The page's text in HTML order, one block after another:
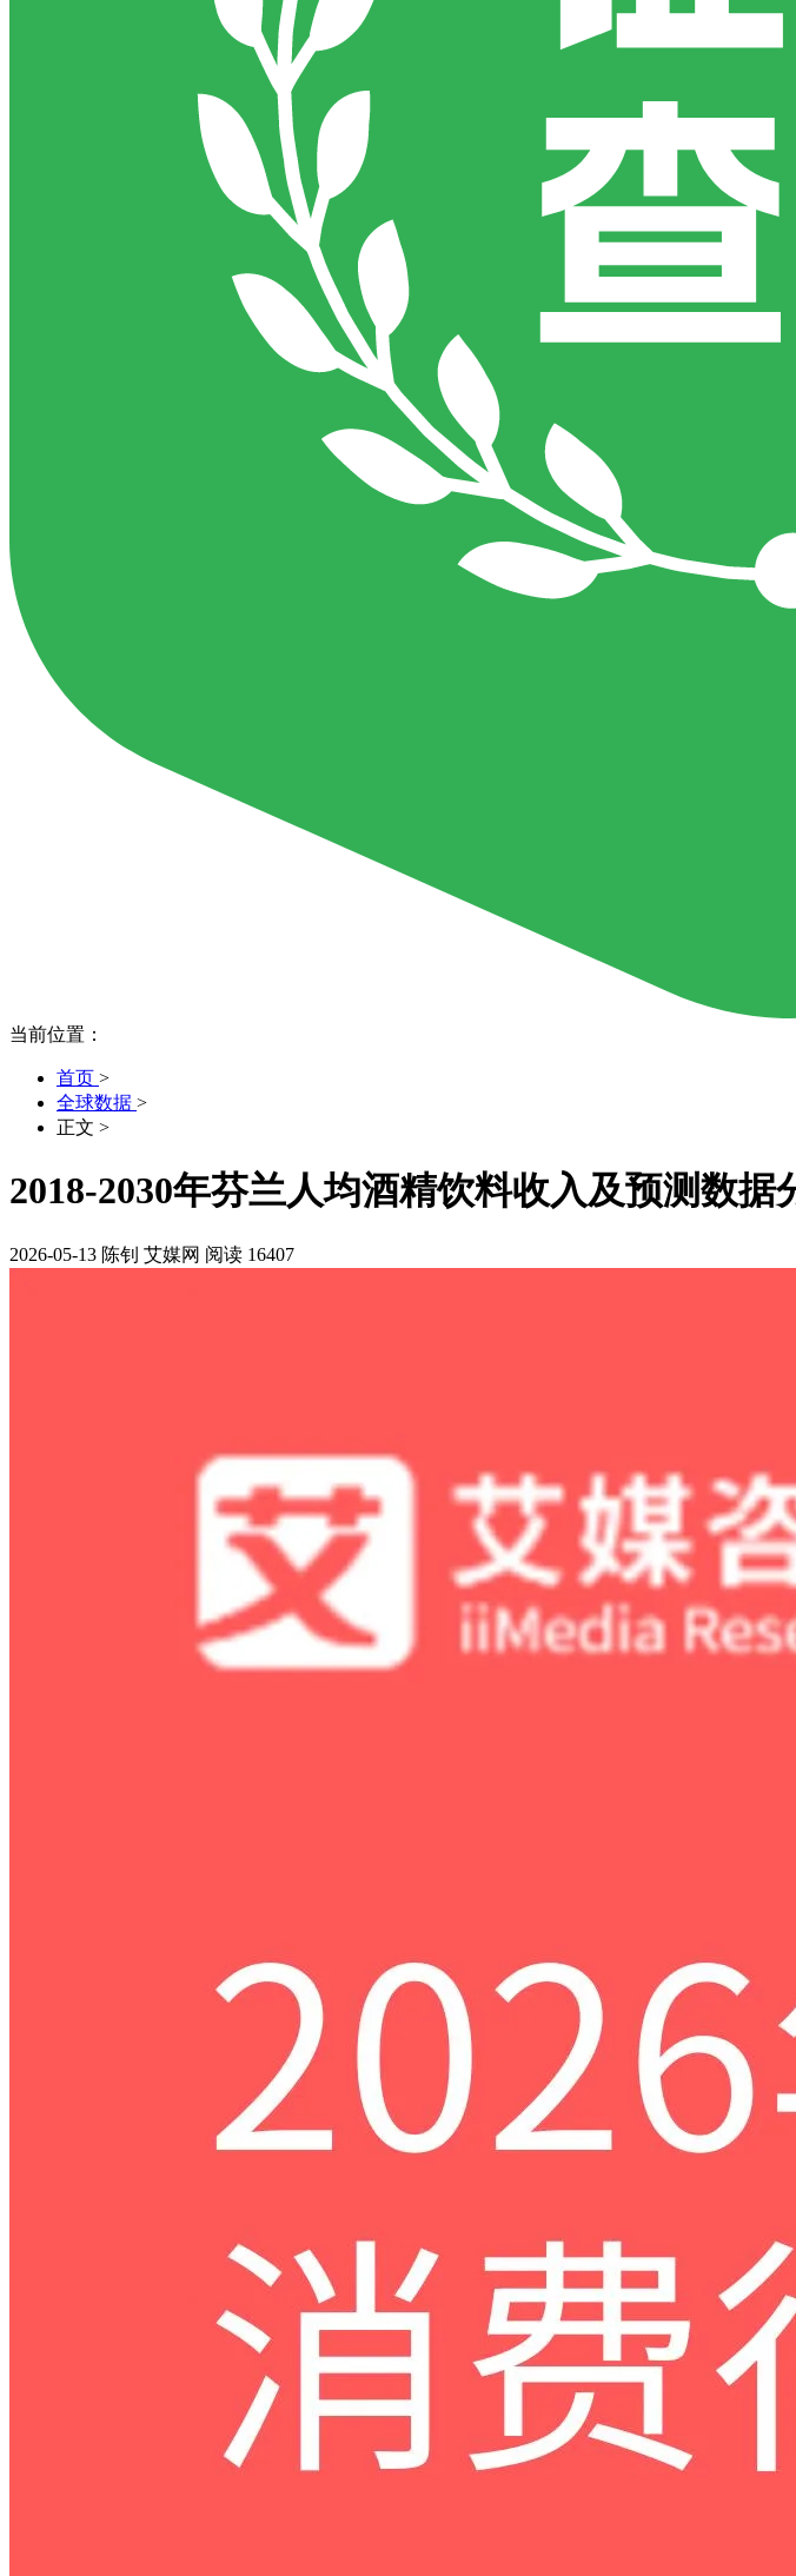
当前位置：
首页 >
全球数据 >
正文 >
2018-2030年芬兰人均酒精饮料收入及预测数据
2026-05-13 陈钊 艾媒网 阅读 16407